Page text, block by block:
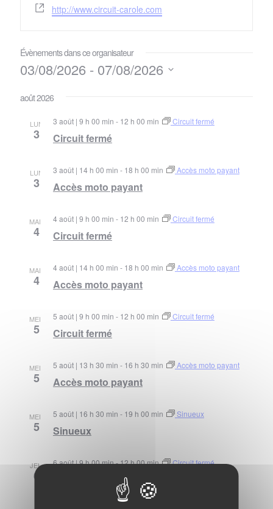
Site
web
http://www.circuit-carole.com
Évènements dans ce organisateur
03/08/2026 - 07/08/2026
une
août 2026
LUN
3 Circuit fermé
3 août | 9 h 00 min - 12 h 00 min Circuit fermé
LUN
3 Accès moto payant
3 août | 14 h 00 min - 18 h 00 min Accès moto payant
MAR
4 Circuit fermé
4 août | 9 h 00 min - 12 h 00 min Circuit fermé
MAR
4 Accès moto payant
4 août | 14 h 00 min - 18 h 00 min Accès moto payant
MER
5 Circuit fermé
5 août | 9 h 00 min - 12 h 00 min Circuit fermé
MER
5 Accès moto payant
5 août | 13 h 30 min - 16 h 30 min Accès moto payant
MER
5 Sinueux
5 août | 16 h 30 min - 19 h 00 min Sinueux
JEU
6
6 août | 9 h 00 min-12 h 00 min Circuit fermé